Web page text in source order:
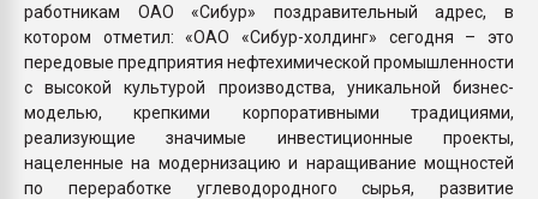
работникам ОАО «Сибур» поздравительный адрес, в
котором отметил: «ОАО «Сибур-холдинг» сегодня – это
передовые предприятия нефтехимической промышленности
с высокой культурой производства, уникальной бизнес-
моделью, крепкими корпоративными традициями,
реализующие значимые инвестиционные проекты,
нацеленные на модернизацию и наращивание мощностей
по переработке углеводородного сырья, развитие